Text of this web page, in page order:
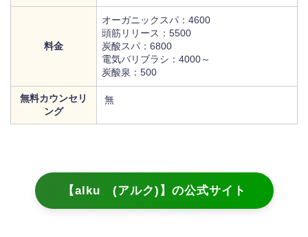
料金
オーガニックスパ：4600
頭筋リリース：5500
炭酸スパ：6800
電気バリブラシ：4000～
炭酸泉：500
無料カウンセリ
ング
無
【alku (アルク)】の公式サイト